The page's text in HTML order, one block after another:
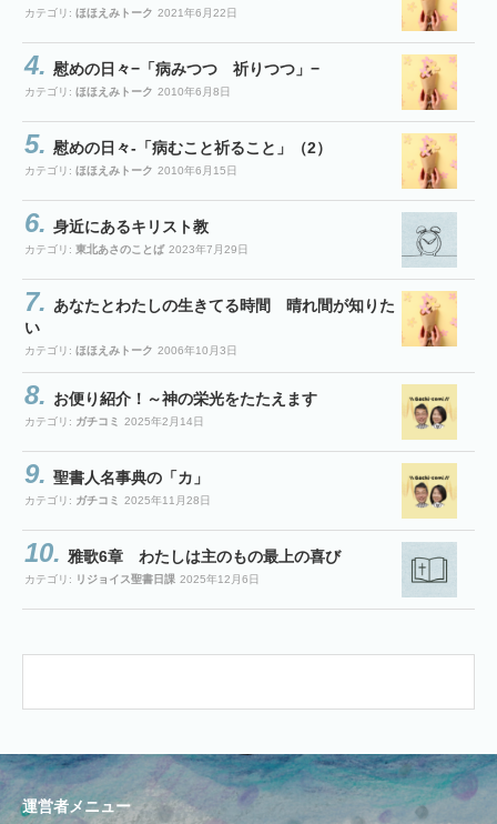
カテゴリ: ほほえみトーク 2021年6月22日
慰めの日々−「病みつつ 祈りつつ」−
カテゴリ: ほほえみトーク 2010年6月8日
慰めの日々-「病むこと祈ること」（2）
カテゴリ: ほほえみトーク 2010年6月15日
身近にあるキリスト教
カテゴリ: 東北あさのことば 2023年7月29日
あなたとわたしの生きてる時間 晴れ間が知りた
い
カテゴリ: ほほえみトーク 2006年10月3日
お便り紹介！～神の栄光をたたえます
カテゴリ: ガチコミ 2025年2月14日
聖書人名事典の「カ」
カテゴリ: ガチコミ 2025年11月28日
雅歌6章 わたしは主のもの最上の喜び
カテゴリ: リジョイス聖書日課 2025年12月6日
運営者メニュー